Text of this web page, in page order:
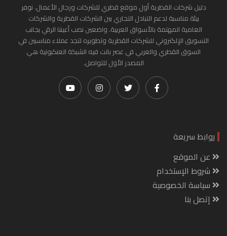
دليل شركات القطرية أول موقع قطري للشركات ورجال الأعمال. نوفر
بيئة مناسبة لدعم التبادل التجاري بين الشركات القطرية والشركات
العامية المهتمة بالأسواق العربية. واضعين نصب أعيننا الرقي بجانب
التسويق الإلكتروني للشركات القطرية وتطويره لتجد عملاء مناسبين في
السوق القطري والعربي في عصر باتت فيه الشبكة العنكبونية هي
المصدر الأول للتواصل.
روابط سريعة
عن الموقع
شروط الإستخدام
سياسة الخصوصية
إتصل بنا